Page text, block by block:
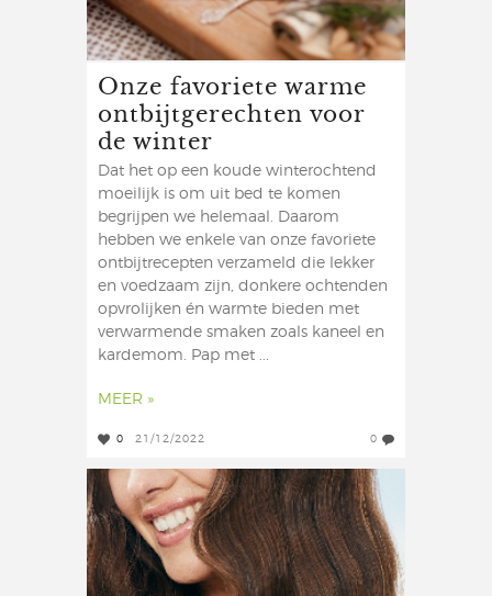
Onze favoriete warme
ontbijtgerechten voor
de winter
Dat het op een koude winterochtend
moeilijk is om uit bed te komen
begrijpen we helemaal. Daarom
hebben we enkele van onze favoriete
ontbijtrecepten verzameld die lekker
en voedzaam zijn, donkere ochtenden
opvrolijken én warmte bieden met
verwarmende smaken zoals kaneel en
kardemom. Pap met ...
MEER »
0 21/12/2022 0